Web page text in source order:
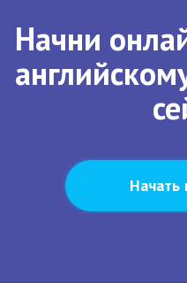
Начни
Начать